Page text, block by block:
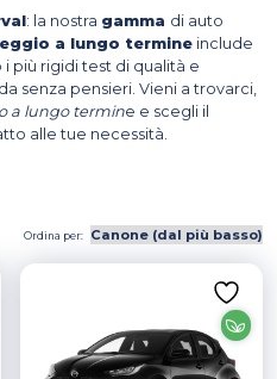
: la nostra gamma di auto
a lungo termine include
più rigidi test di qualità e
senza pensieri. Vieni a trovarci,
a lungo termine e scegli il
alle tue necessità.
prodotto
Ordina per: